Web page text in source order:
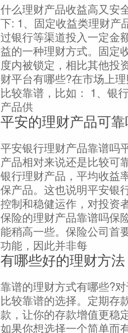
什么理财产品收益高又安
下: 1、固定收益类理财产
过银行等渠道投入一定金
益的一种理财方式。固定
度内被锁定，相比其他投
财平台有哪些?在市场上
比较靠谱，比如： 1、银
产品供
平安的理财产品可
平安银行理财产品靠谱吗
产品相对来说还是比较可
银行理财产品，平均收益
保产品。这也说明平安银
控制和稳健运作，对投资
保险的理财产品靠谱吗保
能稍高一些。保险公司首
功能，因此并非每
有哪些好的理财方法
靠谱的理财方式有哪些?
比较靠谱的选择。定期存
款，让你的存款增值更稳
如果你想选择一个简单而